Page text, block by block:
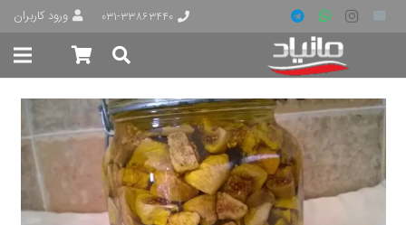
۰۳۱-۳۳۸۶۳۴۴۰ ورود کاربران